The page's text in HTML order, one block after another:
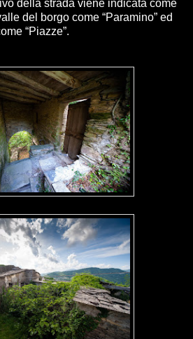
della strada viene indicata come
del borgo come “Paramino” ed
“Piazze”.